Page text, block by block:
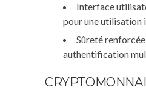
Interface
pour une utilisation
Sûreté
authentification